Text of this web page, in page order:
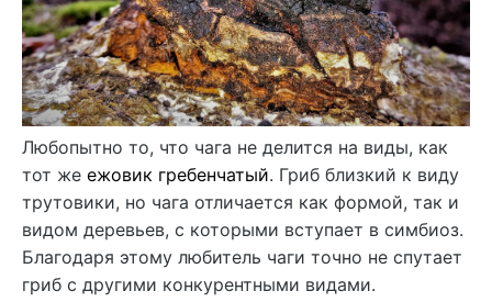
Любопытно то, что чага не делится на виды, как
тот же ежовик гребенчатый. Гриб близкий к виду
трутовики, но чага отличается как формой, так и
видом деревьев, с которыми вступает в симбиоз.
Благодаря этому любитель чаги точно не спутает
гриб с другими конкурентными видами.